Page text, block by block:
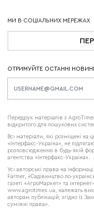
ОТРИМУЙТЕ ОСТАННІ
Передрук матеріалів з
відкритого для пошукових
Всі матеріали, які розміщені на
«Інтерфакс-Україна», не
розповсюдженню в будь-якій
агентства «Інтерфакс-Україна».
Усі авторські права на
Farmer, «Садівництво по-
газеті «АгроМаркет» та
www.agrotimes.ua, належать
авторам публікацій, згідно із
суміжні права».